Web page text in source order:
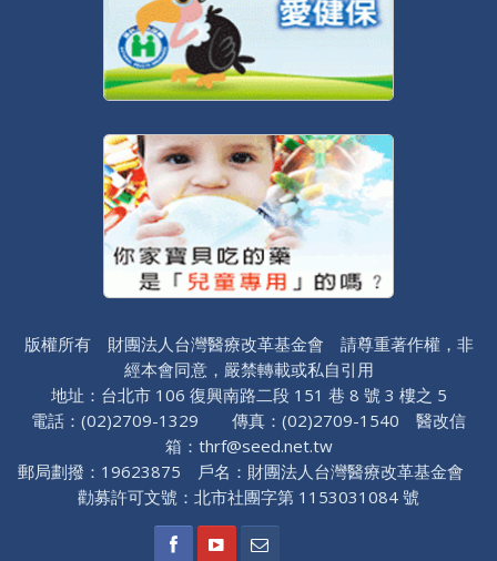
版權所有 財團法人台灣醫療改革基金會 請尊重著作權，非
經本會同意，嚴禁轉載或私自引用
地址：台北市 106 復興南路二段 151 巷 8 號 3 樓之 5
電話：(02)2709-1329 傳真：(02)2709-1540 醫改信
箱：thrf@seed.net.tw
郵局劃撥：19623875 戶名：財團法人台灣醫療改革基金會
勸募許可文號：北市社團字第 1153031084 號